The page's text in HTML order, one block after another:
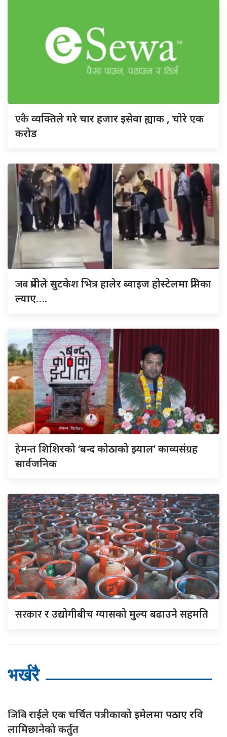
एकैव्यक्तिले गरे चार हजार इसेवा ह्याक , चोरे एक
करोड
जबप्रेमीले सुटकेश भित्र हालेर ब्वाइज होस्टेलमा प्रेमिका
ल्याए….
हेमन्तशिशिरको ‘बन्द कोठाको झ्याल’ काव्यसंग्रह
सार्वजनिक
सरकारर उद्योगीबीच ग्यासको मुल्य बढाउने सहमति
भर्खरै
जिबिराईले एक चर्चित पत्रीकाको इमेलमा पठाए रवि
लामिछानेको कर्तुत